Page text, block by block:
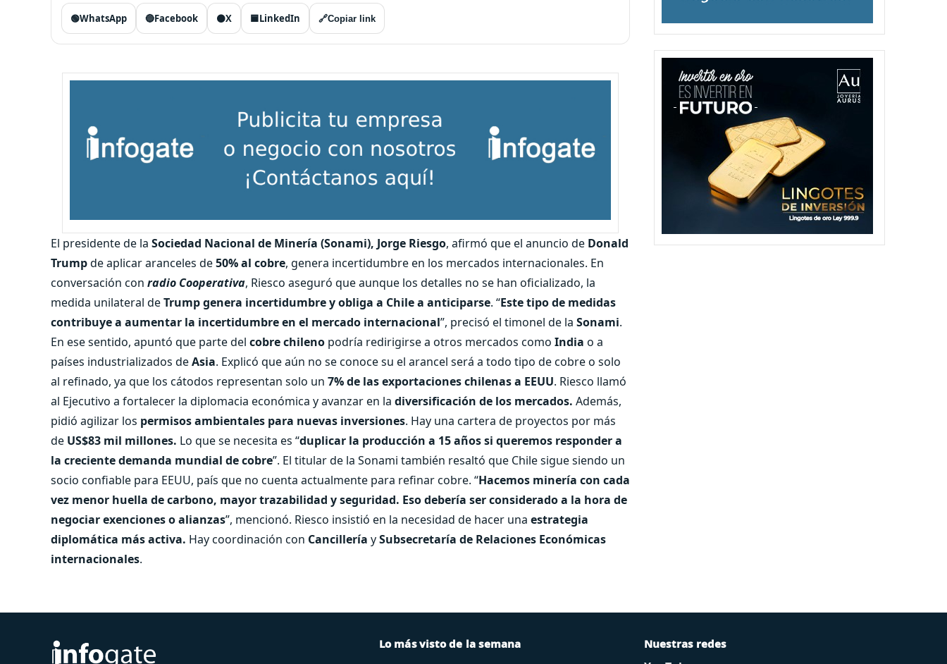
🟢WhatsApp 🔵Facebook ⚫X 🟦LinkedIn 🔗Copiar link
El presidente de la Sociedad Nacional de Minería (Sonami), Jorge Riesgo, afirmó que el anuncio de Donald
Trumpde aplicar aranceles de50% al cobre, genera incertidumbre en los mercados internacionales. En
conversación con radio Cooperativa, Riesco aseguró que aunque los detalles no se han oficializado, la
medida unilateral deTrump genera incertidumbre y obliga a Chile a anticiparse. “Este tipo de medidas
contribuye a aumentar la incertidumbre en el mercado internacional”, precisó el timonel de la Sonami.
En ese sentido, apuntó que parte del cobre chileno podría redirigirse a otros mercados como India o a
países industrializados deAsia. Explicó que aún no se conoce su el arancel será a todo tipo de cobre o solo
al refinado, ya que los cátodos representan solo un 7% de las exportaciones chilenas a EEUU. Riesco llamó
al Ejecutivo a fortalecer la diplomacia económica y avanzar en la diversificación de los mercados. Además,
pidió agilizar los permisos ambientales para nuevas inversiones. Hay una cartera de proyectos por más
de US$83 mil millones. Lo que se necesita es “duplicar la producción a 15 años si queremos responder a
la creciente demanda mundial de cobre”. El titular de la Sonami también resaltó que Chile sigue siendo un
socio confiable para EEUU, país que no cuenta actualmente para refinar cobre. “Hacemos minería con cada
vez menor huella de carbono, mayor trazabilidad y seguridad. Eso debería ser considerado a la hora de
negociar exenciones o alianzas”, mencionó. Riesco insistió en la necesidad de hacer una estrategia
diplomática más activa. Hay coordinación con Cancillería ySubsecretaría de Relaciones Económicas
internacionales.
Lo más visto de la semana Nuestras redes